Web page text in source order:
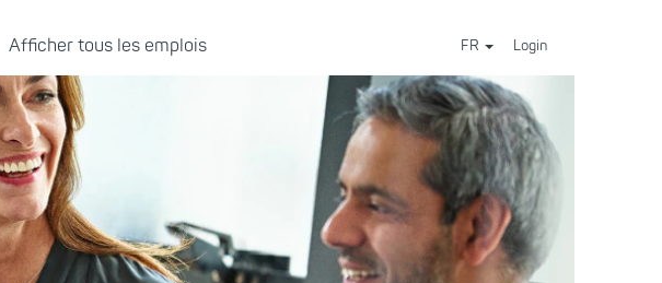
Afficher tous les emplois FR Login